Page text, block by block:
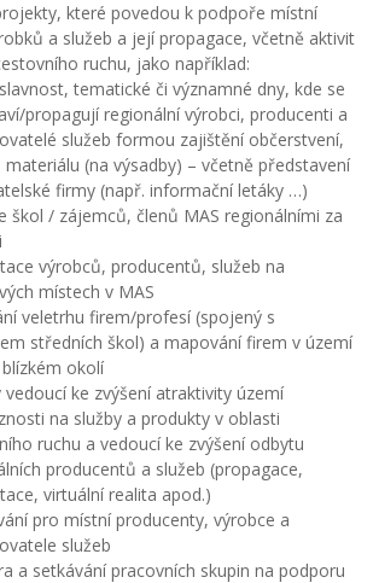
které povedou k podpoře místní
a služeb a její propagace, včetně aktivit
ruchu, jako například:
tematické či významné dny, kde se
propagují regionální výrobci, producenti a
služeb formou zajištění občerstvení,
materiálu (na výsadby) – včetně představení
firmy (např. informační letáky …)
škol / zájemců, členů MAS regionálními za
výrobců, producentů, služeb na
místech v MAS
veletrhu firem/profesí (spojený s
středních škol) a mapování firem v území
blízkém okolí
vedoucí ke zvýšení atraktivity území
na služby a produkty v oblasti
ruchu a vedoucí ke zvýšení odbytu
producentů a služeb (propagace,
virtuální realita apod.)
pro místní producenty, výrobce a
služeb
a setkávání pracovních skupin na podporu